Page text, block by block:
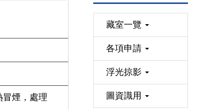
煙，處理
藏室一覽
各項申請
浮光掠影
圖資識用